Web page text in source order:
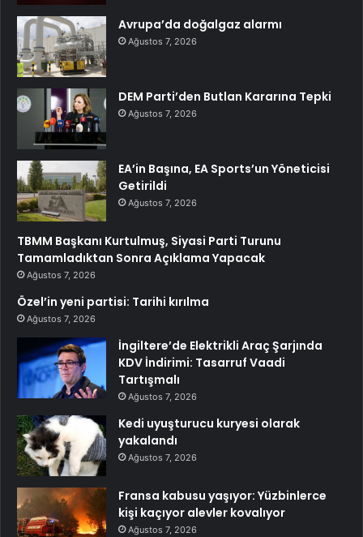
Avrupa’da doğalgaz alarmı
Ağustos 7, 2026
DEM Parti’den Butlan Kararına Tepki
Ağustos 7, 2026
EA’in Başına, EA Sports’un Yöneticisi
Getirildi
Ağustos 7, 2026
TBMM Başkanı Kurtulmuş, Siyasi Parti Turunu
Tamamladıktan Sonra Açıklama Yapacak
Ağustos 7, 2026
Özel’in yeni partisi: Tarihi kırılma
Ağustos 7, 2026
İngiltere’de Elektrikli Araç Şarjında
KDV İndirimi: Tasarruf Vaadi
Tartışmalı
Ağustos 7, 2026
Kedi uyuşturucu kuryesi olarak
yakalandı
Ağustos 7, 2026
Fransa kabusu yaşıyor: Yüzbinlerce
kişi kaçıyor alevler kovalıyor
Ağustos 7, 2026